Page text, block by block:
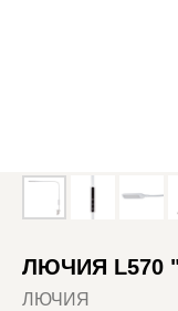
ЛЮЧИЯ L570
ЛЮЧИЯ